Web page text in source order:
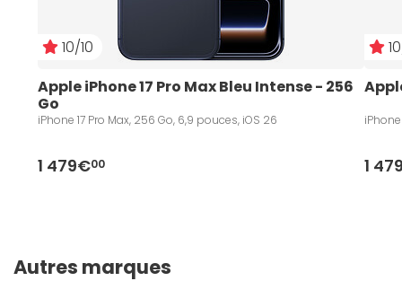
10/10
Apple iPhone 17 Pro Max Bleu Intense - 256
Go
iPhone 17 Pro Max, 256 Go, 6,9 pouces, iOS 26
1 479€00 1
Autres marques